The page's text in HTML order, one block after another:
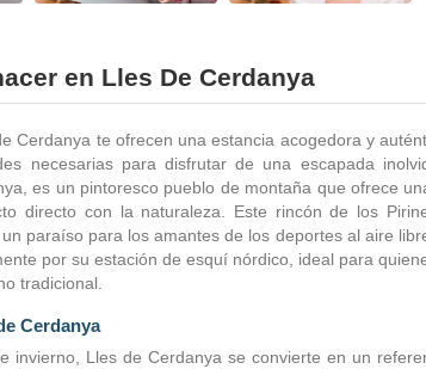
en Lles De Cerdanya
Cerdanya te ofrecen una estancia acogedora y
necesarias para disfrutar de una escapada
es un pintoresco pueblo de montaña que ofrece
directo con la naturaleza. Este rincón de los
paraíso para los amantes de los deportes al aire
por su estación de esquí nórdico, ideal para
tradicional.
Cerdanya
invierno, Lles de Cerdanya se convierte en un